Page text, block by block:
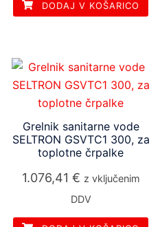
DODAJ V KOŠARICO
Grelnik sanitarne vode
SELTRON GSVTC1 300, za
toplotne črpalke
1.076,41 € z vključenim
DDV